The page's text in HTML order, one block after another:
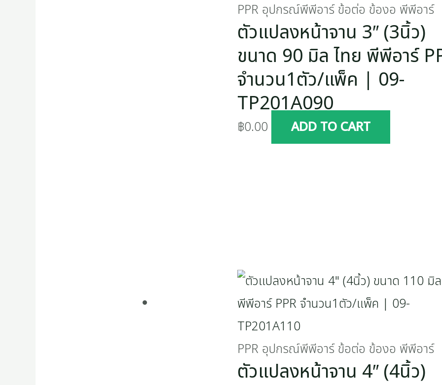
PPR อุปกรณ์พีพีอาร์ ข้อต่อ ข้องอ พีพีอาร์
ตัวแปลงหน้าจาน 3″ (3นิ้ว)
ขนาด 90 มิล ไทย พีพีอาร์
จำนวน1ตัว/แพ็ค | 09-
TP201A090
฿0.00 ADD TO CART
PPR อุปกรณ์พีพีอาร์ ข้อต่อ ข้องอ พีพีอาร์
ตัวแปลงหน้าจาน 4″ (4นิ้ว)